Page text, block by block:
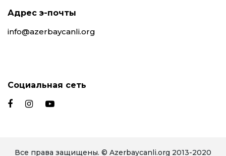
Адрес э-почты
info@azerbaycanli.org
Социальная сеть
Все права защищены. © Azerbaycanli.org 2013-2020